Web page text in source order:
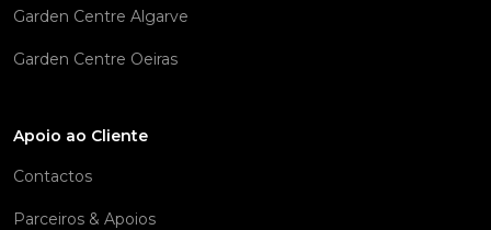
Garden Centre Algarve
Garden Centre Oeiras
Apoio ao Cliente
Contactos
Parceiros & Apoios